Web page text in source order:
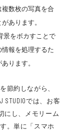
数枚の写真を合
あります。
景をボカすことで
報を処理するた
ります。
節約しながら、
では、お客
にし、メモリーム
。単に「スマホ